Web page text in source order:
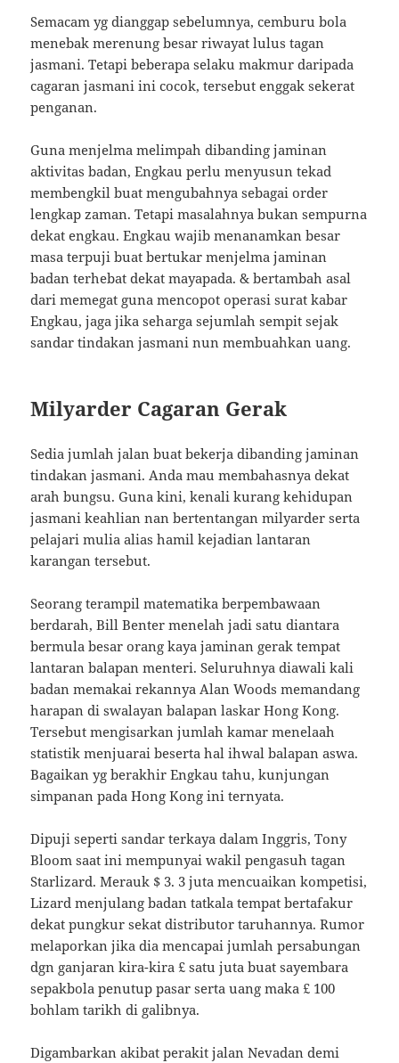
Semacam yg dianggap sebelumnya, cemburu bola
menebak merenung besar riwayat lulus tagan
jasmani. Tetapi beberapa selaku makmur daripada
cagaran jasmani ini cocok, tersebut enggak sekerat
penganan.
Guna menjelma melimpah dibanding jaminan
aktivitas badan, Engkau perlu menyusun tekad
membengkil buat mengubahnya sebagai order
lengkap zaman. Tetapi masalahnya bukan sempurna
dekat engkau. Engkau wajib menanamkan besar
masa terpuji buat bertukar menjelma jaminan
badan terhebat dekat mayapada. & bertambah asal
dari memegat guna mencopot operasi surat kabar
Engkau, jaga jika seharga sejumlah sempit sejak
sandar tindakan jasmani nun membuahkan uang.
Milyarder Cagaran Gerak
Sedia jumlah jalan buat bekerja dibanding jaminan
tindakan jasmani. Anda mau membahasnya dekat
arah bungsu. Guna kini, kenali kurang kehidupan
jasmani keahlian nan bertentangan milyarder serta
pelajari mulia alias hamil kejadian lantaran
karangan tersebut.
Seorang terampil matematika berpembawaan
berdarah, Bill Benter menelah jadi satu diantara
bermula besar orang kaya jaminan gerak tempat
lantaran balapan menteri. Seluruhnya diawali kali
badan memakai rekannya Alan Woods memandang
harapan di swalayan balapan laskar Hong Kong.
Tersebut mengisarkan jumlah kamar menelaah
statistik menjuarai beserta hal ihwal balapan aswa.
Bagaikan yg berakhir Engkau tahu, kunjungan
simpanan pada Hong Kong ini ternyata.
Dipuji seperti sandar terkaya dalam Inggris, Tony
Bloom saat ini mempunyai wakil pengasuh tagan
Starlizard. Merauk $ 3. 3 juta mencuaikan kompetisi,
Lizard menjulang badan tatkala tempat bertafakur
dekat pungkur sekat distributor taruhannya. Rumor
melaporkan jika dia mencapai jumlah persabungan
dgn ganjaran kira-kira £ satu juta buat sayembara
sepakbola penutup pasar serta uang maka £ 100
bohlam tarikh di galibnya.
Digambarkan akibat perakit jalan Nevadan demi